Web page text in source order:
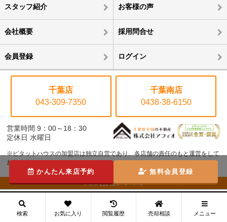
スタッフ紹介 お客様の声
会社概要 採用問合せ
会員登録 ログイン
千葉店
043-309-7350
千葉南店
0438-38-6150
営業時間 9：00～18：30
定休日 水曜日
※ピタットハウスの加盟店は独立自営であり、各店舗の責任のもと運営をして
おります。
©株式会社アフィオ
かんたん来店予約 無料会員登録
検索 お気に入り 閲覧履歴 売却相談 メニュー